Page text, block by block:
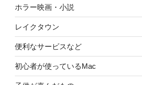
ホラー映画・小説
レイクタウン
便利なサービスなど
初心者が使っているMac